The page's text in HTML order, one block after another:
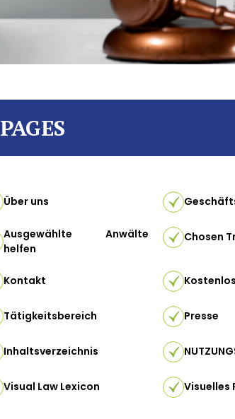
PAGES
Über uns
Ausgewählte Anwälte
helfen
Chosen
Kontakt
Tätigkeitsbereich Presse
Inhaltsverzeichnis
Visual Law Lexicon Visuelles